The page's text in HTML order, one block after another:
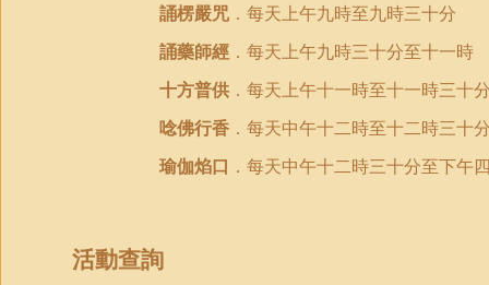
誦楞嚴咒 ．每天上午九時至九時三十分
誦藥師經 ．每天上午九時三十分至十一時
十方普供 ．每天上午十一時至十一時三十
唸佛行香 ．每天中午十二時至十二時三十
瑜伽焰口 ．每天中午十二時三十分至下午
活動查詢